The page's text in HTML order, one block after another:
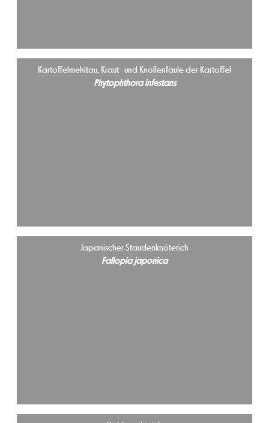
Kartoffelmehltau, Kraut- und Knollenfäule der Kartoffel
Phytophthora infestans
Japanischer Staudenknöterich
Fallopia japonica